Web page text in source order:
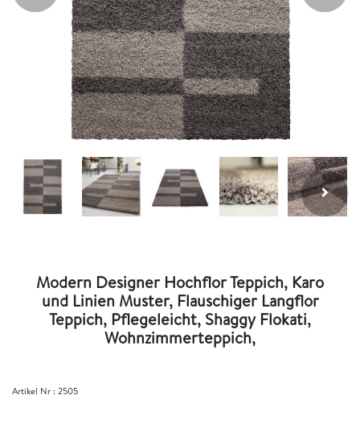
Modern Designer Hochflor Teppich, Karo
und Linien Muster, Flauschiger Langflor
Teppich, Pflegeleicht, Shaggy Flokati,
Wohnzimmerteppich,
Artikel Nr :2505